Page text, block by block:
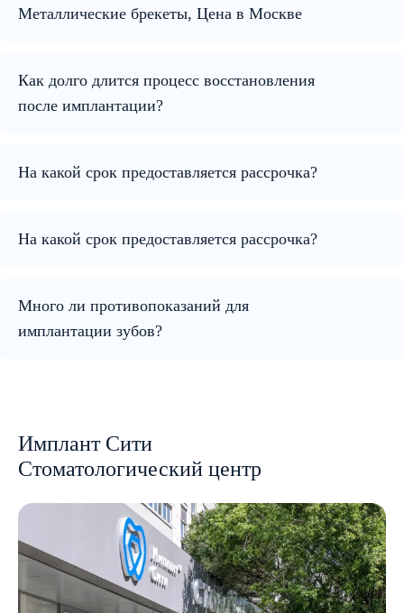
Металлические брекеты, Цена в Москве
Как долго длится процесс восстановления
после имплантации?
На какой срок предоставляется рассрочка?
На какой срок предоставляется рассрочка?
Много ли противопоказаний для
имплантации зубов?
Имплант Сити
Стоматологический центр